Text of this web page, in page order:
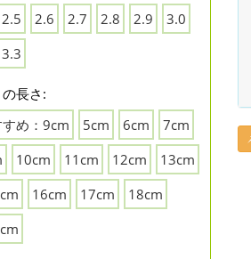
2.5 2.6 2.7 2.8 2.9
3.0
3.3
長さ:
すめ：9cm 5cm 6cm
7cm
10cm 11cm 12cm
13cm
16cm 17cm
18cm